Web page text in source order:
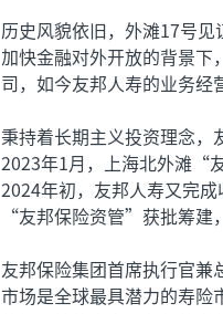
历史风貌依旧，外滩17号
加快金融对外开放的背景
司，如今友邦人寿的业务经
秉持着长期主义投资理念
2023年1月，上海北外滩“
2024年初，友邦人寿又完
“友邦保险资管”获批筹建
友邦保险集团首席执行官
市场是全球最具潜力的寿险